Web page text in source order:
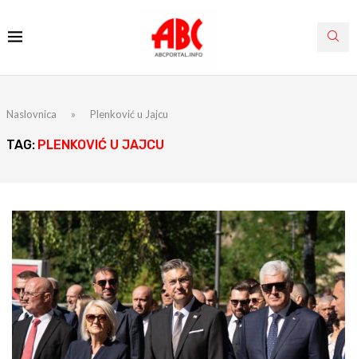
Naslovnica » Plenković u Jajcu
TAG: PLENKOVIĆ U JAJCU